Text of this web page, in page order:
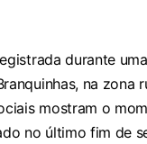
durante
na zona
mostram o
no último fim de